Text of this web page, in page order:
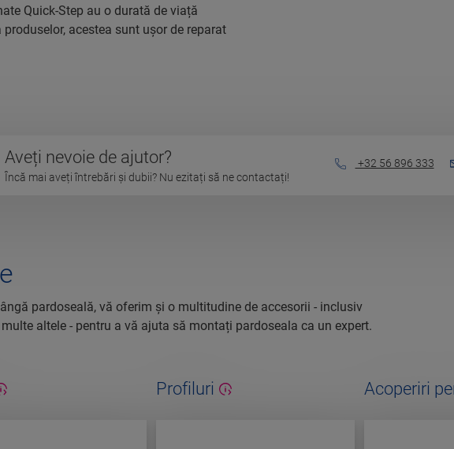
Quick-Step au o durată de viață
acestea sunt ușor de reparat
Aveți nevoie de ajutor?
Încă mai aveți întrebări și dubii? Nu ezitați să ne contactați!
+32 56 896 333
pardoseală, vă oferim și o multitudine de accesorii - inclusiv
altele - pentru a vă ajuta să montați pardoseala ca un expert.
Profiluri Acoperiri